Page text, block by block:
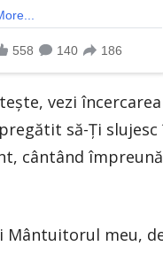
vezi
să-Ţi
cântând
Mântuitorul meu,